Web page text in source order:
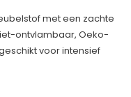
met een zachte
ontvlambaar, Oeko-
voor intensief